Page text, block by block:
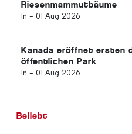
Riesenmammutbäume
In - 01 Aug 2026
Kanada eröffnet ersten
öffentlichen Park
In - 01 Aug 2026
Beliebt